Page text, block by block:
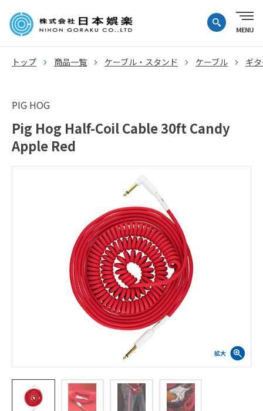
トップ 商品一覧 ケーブル・スタンド ケーブル ギ
PIG HOG
Pig Hog Half-Coil Cable 30ft Candy
Apple Red